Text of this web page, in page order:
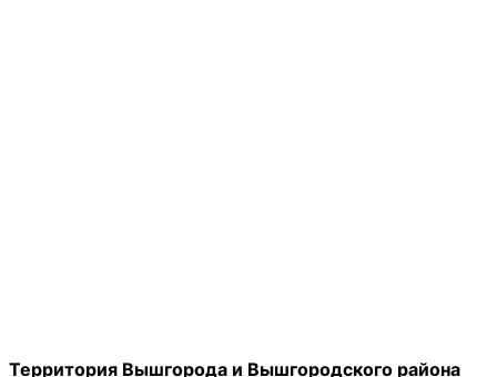
Территория Вышгорода и Вышгородского района